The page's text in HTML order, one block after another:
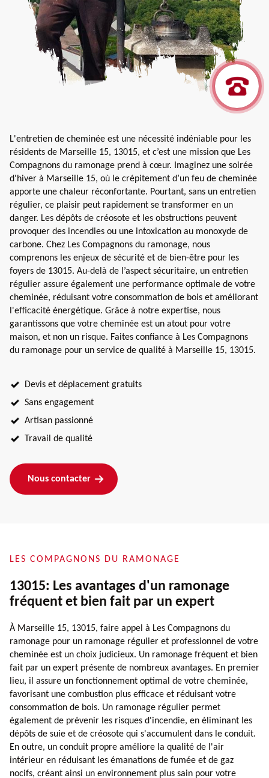
L'entretien de cheminée est une nécessité indéniable pour les
résidents de Marseille 15, 13015, et c’est une mission que Les
Compagnons du ramonage prend à cœur. Imaginez une soirée
d'hiver à Marseille 15, où le crépitement d’un feu de cheminée
apporte une chaleur réconfortante. Pourtant, sans un entretien
régulier, ce plaisir peut rapidement se transformer en un
danger. Les dépôts de créosote et les obstructions peuvent
provoquer des incendies ou une intoxication au monoxyde de
carbone. Chez Les Compagnons du ramonage, nous
comprenons les enjeux de sécurité et de bien-être pour les
foyers de 13015. Au-delà de l’aspect sécuritaire, un entretien
régulier assure également une performance optimale de votre
cheminée, réduisant votre consommation de bois et améliorant
l'efficacité énergétique. Grâce à notre expertise, nous
garantissons que votre cheminée est un atout pour votre
maison, et non un risque. Faites confiance à Les Compagnons
du ramonage pour un service de qualité à Marseille 15, 13015.
Devis et déplacement gratuits
Sans engagement
Artisan passionné
Travail de qualité
Nous contacter
LES COMPAGNONS DU RAMONAGE
13015: Les avantages d'un ramonage
fréquent et bien fait par un expert
À Marseille 15, 13015, faire appel à Les Compagnons du
ramonage pour un ramonage régulier et professionnel de votre
cheminée est un choix judicieux. Un ramonage fréquent et bien
fait par un expert présente de nombreux avantages. En premier
lieu, il assure un fonctionnement optimal de votre cheminée,
favorisant une combustion plus efficace et réduisant votre
consommation de bois. Un ramonage régulier permet
également de prévenir les risques d'incendie, en éliminant les
dépôts de suie et de créosote qui s'accumulent dans le conduit.
En outre, un conduit propre améliore la qualité de l'air
intérieur en réduisant les émanations de fumée et de gaz
nocifs, créant ainsi un environnement plus sain pour votre